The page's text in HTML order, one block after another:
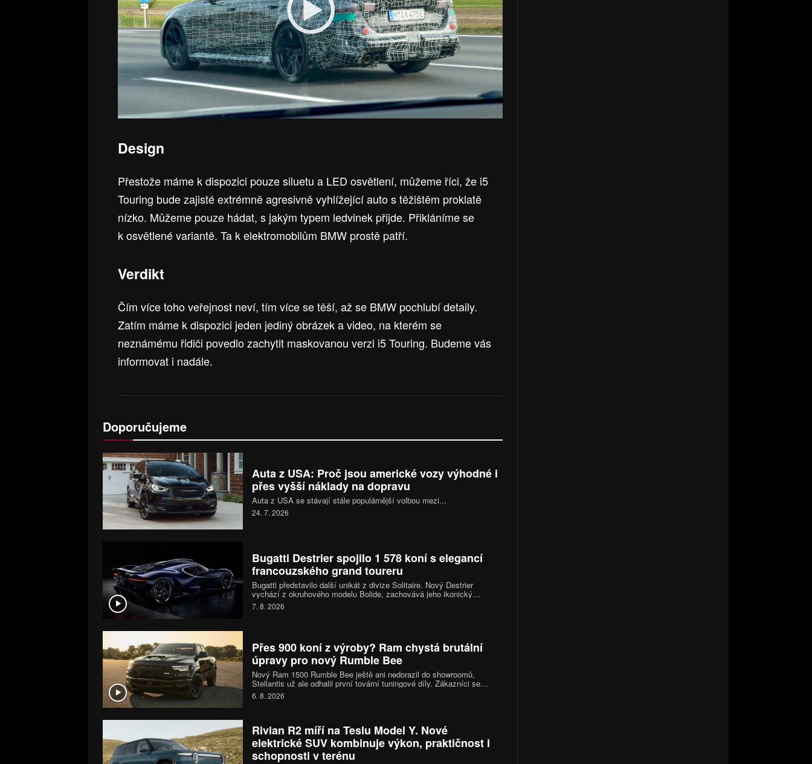
Design
Přestože máme k dispozici pouze siluetu a LED osvětlení, můžeme říci, že i5
Touring bude zajisté extrémně agresivně vyhlížející auto s těžištěm proklatě
nízko. Můžeme pouze hádat, s jakým typem ledvinek přijde. Přikláníme se
k osvětlené variantě. Ta k elektromobilům BMW prostě patří.
Verdikt
Čím více toho veřejnost neví, tím více se těší, až se BMW pochlubí detaily.
Zatím máme k dispozici jeden jediný obrázek a video, na kterém se
neznámému řidiči povedlo zachytit maskovanou verzi i5 Touring. Budeme vás
informovat i nadále.
Doporučujeme
Auta z USA: Proč jsou americké vozy výhodné i
přes vyšší náklady na dopravu
Auta z USA se stávají stále populárnější volbou mezi...
24. 7. 2026
Bugatti Destrier spojilo 1 578 koní s elegancí
francouzského grand toureru
Bugatti představilo další unikát z divize Solitaire. Nový Destrier
vychází z okruhového modelu Bolide, zachovává jeho ikonický
šestnáctiválec o výkonu 1 578 koní, ale místo čistě závodního
charakteru sází na vytříbený design, luxusní interiér a exkluzivitu
7. 8. 2026
Přes 900 koní z výroby? Ram chystá brutální
úpravy pro nový Rumble Bee
Nový Ram 1500 Rumble Bee ještě ani nedorazil do showroomů,
Stellantis už ale odhalil první tovární tuningové díly. Zákazníci se
mohou těšit na kompresorové kity, sportovní podvozky i nové výfukové
systémy. Vrcholná verze SRT se díky nim dostane přes hranici 900
6. 8. 2026
Rivian R2 míří na Teslu Model Y. Nové
elektrické SUV kombinuje výkon, praktičnost i
schopnosti v terénu